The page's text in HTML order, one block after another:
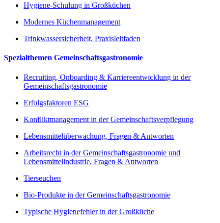
Hygiene-Schulung in Großküchen
Modernes Küchenmanagement
Trinkwassersicherheit, Praxisleitfaden
Spezialthemen Gemeinschaftsgastronomie
Recruiting, Onboarding & Karriereentwicklung in der
Gemeinschaftsgastronomie
Erfolgsfaktoren ESG
Konfliktmanagement in der Gemeinschaftsverpflegung
Lebensmittelüberwachung, Fragen & Antworten
Arbeitsrecht in der Gemeinschaftsgastronomie und
Lebensmittelindustrie, Fragen & Antworten
Tierseuchen
Bio-Produkte in der Gemeinschaftsgastronomie
Typische Hygienefehler in der Großküche